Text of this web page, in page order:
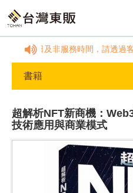
及非服務時間，請透過客服
書籍
超解析NFT新商機：
技術應用與商業模式